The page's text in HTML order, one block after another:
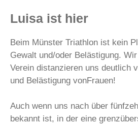
Luisa ist hier
Beim Münster Triathlon ist kein
Gewalt und/oder Belästigung.
Verein distanzieren uns deutlich
und Belästigung vonFrauen!
Auch wenn uns nach über
bekannt ist, in der eine